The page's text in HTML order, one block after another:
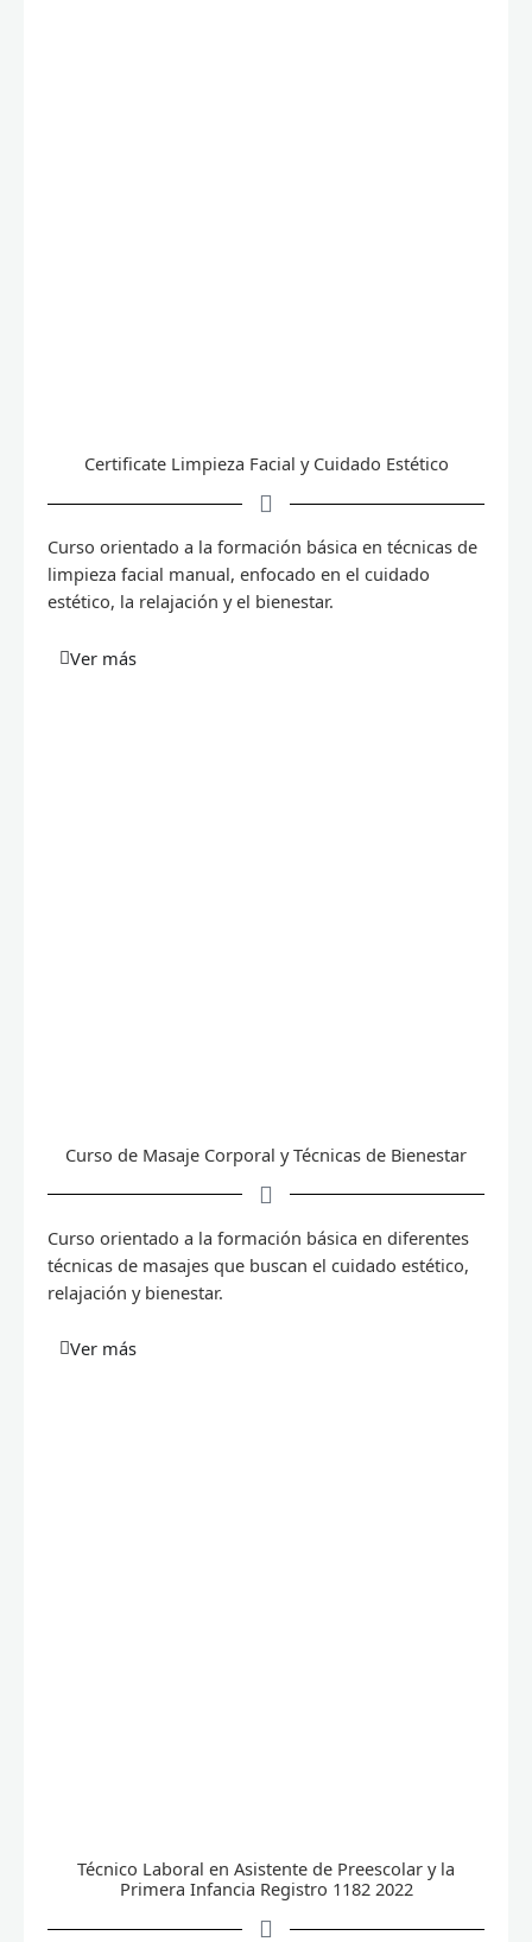
Certificate Limpieza Facial y Cuidado Estético
Curso orientado a la formación básica en técnicas de
limpieza facial manual, enfocado en el cuidado
estético, la relajación y el bienestar.
Ver más
Curso de Masaje Corporal y Técnicas de Bienestar
Curso orientado a la formación básica en diferentes
técnicas de masajes que buscan el cuidado estético,
relajación y bienestar.
Ver más
Técnico Laboral en Asistente de Preescolar y la
Primera Infancia Registro 1182 2022